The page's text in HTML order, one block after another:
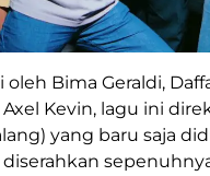
Bima Geraldi,
Axel Kevin, lagu ini
yang baru saja